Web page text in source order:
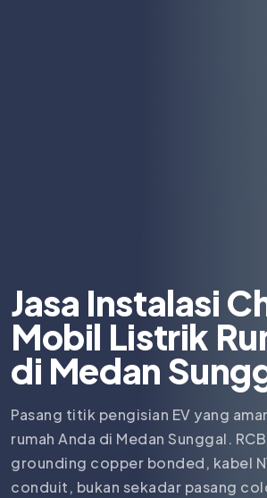
Jasa Instalasi
Mobil Listrik
di Medan
Pasang titik pengisian EV yang
rumah Anda di Medan Sunggal.
grounding copper bonded, kabel
conduit, bukan sekadar pasang